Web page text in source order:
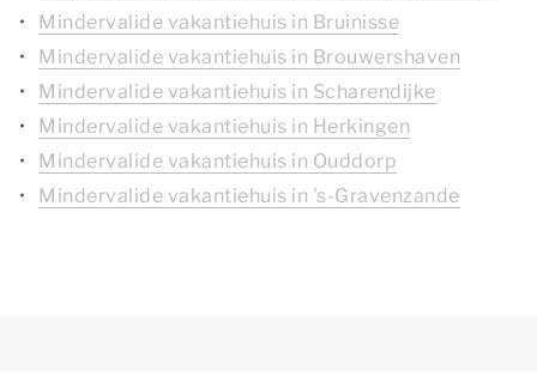
Mindervalide vakantiehuis in Bruinisse
Mindervalide vakantiehuis in Brouwershaven
Mindervalide vakantiehuis in Scharendijke
Mindervalide vakantiehuis in Herkingen
Mindervalide vakantiehuis in Ouddorp
Mindervalide vakantiehuis in 's-Gravenzande